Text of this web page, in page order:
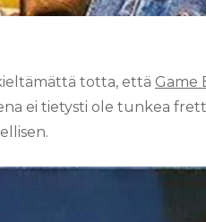
totta, että Game
ei tietysti ole tunkea